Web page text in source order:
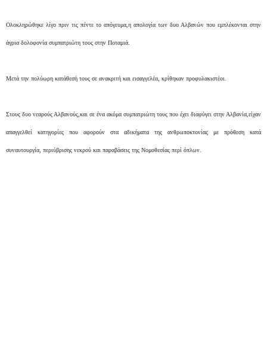
Ολοκληρώθηκε λίγο πριν τις πέντε το απόγευμα,η απολογία των δυο Αλβανών που εμπλέκονται στην
άγρια δολοφονία συμπατριώτη τους στην Ποταμιά.
Μετά την πολύωρη κατάθεσή τους σε ανακριτή και εισαγγελέα, κρίθηκαν προφυλακιστέοι.
Στους δυο νεαρούς Αλβανούς,και σε ένα ακόμα συμπατριώτη τους που έχει διαφύγει στην Αλβανία,είχαν
απαγγελθεί κατηγορίες που αφορούν στα αδικήματα της ανθρωποκτονίας με πρόθεση κατά
συναυτουργία, περιύβρισης νεκρού και παραβάσεις της Νομοθεσίας περί όπλων.